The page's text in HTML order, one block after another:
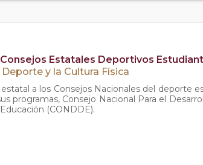
Estatales Deportivos
y la Cultura Física
a los Consejos Nacionales del deporte
programas, Consejo Nacional Para el
(CONDDE).